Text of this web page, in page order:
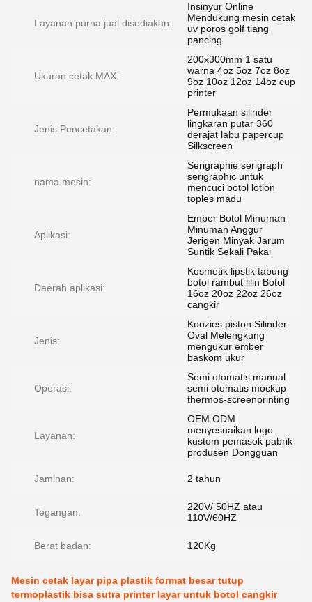
Layanan purna jual disediakan:
Insinyur Online
Mendukung mesin cetak
uv poros golf tiang
pancing
Ukuran cetak MAX:
200x300mm 1 satu
warna 4oz 5oz 7oz 8oz
9oz 10oz 12oz 14oz cup
printer
Jenis Pencetakan:
Permukaan silinder
lingkaran putar 360
derajat labu papercup
Silkscreen
nama mesin:
Serigraphie serigraph
serigraphic untuk
mencuci botol lotion
toples madu
Aplikasi:
Ember Botol Minuman
Minuman Anggur
Jerigen Minyak Jarum
Suntik Sekali Pakai
Daerah aplikasi:
Kosmetik lipstik tabung
botol rambut lilin Botol
16oz 20oz 22oz 26oz
cangkir
Jenis:
Koozies piston Silinder
Oval Melengkung
mengukur ember
baskom ukur
Operasi:
Semi otomatis manual
semi otomatis mockup
thermos-screenprinting
Layanan:
OEM ODM
menyesuaikan logo
kustom pemasok pabrik
produsen Dongguan
Jaminan: 2 tahun
Tegangan:
220V/ 50HZ atau
110V/60HZ
Berat badan: 120Kg
Mesin cetak layar pipa plastik format besar tutup
termoplastik bisa sutra printer layar untuk botol cangkir